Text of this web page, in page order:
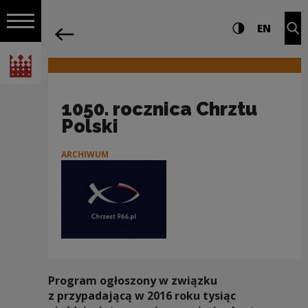
Włącz nawigację
Narodowe Centrum Kultury
Nawigacja Ustawienia i Wysoki
EN
1050. rocznica Chrztu
Polski
ARCHIWUM
Program ogłoszony w związku
z przypadającą w 2016 roku tysiąc